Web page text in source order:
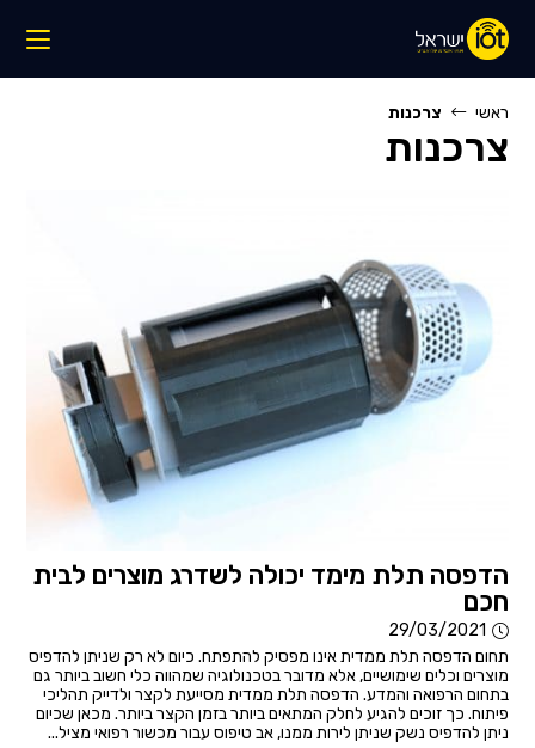
content
ראשי צרכנות
צרכנות
הדפסה תלת מימד יכולה לשדרג מוצרים לבית
חכם
29/03/2021
תחום הדפסה תלת ממדית אינו מפסיק להתפתח. כיום לא רק שניתן להדפיס
מוצרים וכלים שימושיים, אלא מדובר בטכנולוגיה שמהווה כלי חשוב ביותר גם
בתחום הרפואה והמדע. הדפסה תלת ממדית מסייעת לקצר ולדייק תהליכי
פיתוח. כך זוכים להגיע לחלק המתאים ביותר בזמן הקצר ביותר. מכאן שכיום
ניתן להדפיס נשק שניתן לירות ממנו, אב טיפוס עבור מכשור רפואי מציל...